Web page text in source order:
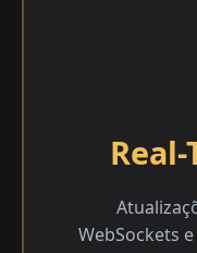
WebSockets